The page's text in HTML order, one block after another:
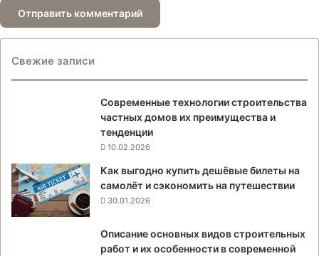
Свежие записи
Современные технологии строительства
частных домов их преимущества и
тенденции
10.02.2026
Как выгодно купить дешёвые билеты на
самолёт и сэкономить на путешествии
30.01.2026
Описание основных видов строительных
работ и их особенности в современной